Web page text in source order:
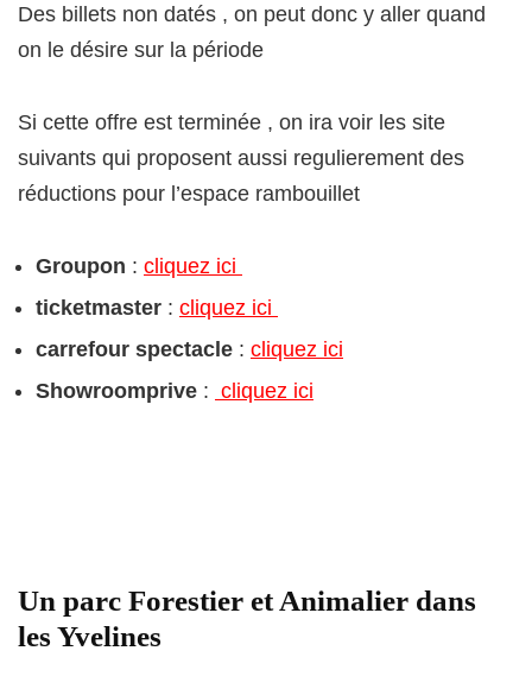
Des billets non datés , on peut donc y aller quand
on le désire sur la période
Si cette offre est terminée , on ira voir les site
suivants qui proposent aussi regulierement des
réductions pour l’espace rambouillet
Groupon : cliquez ici
ticketmaster : cliquez ici
carrefour spectacle : cliquez ici
Showroomprive : cliquez ici
Un parc Forestier et Animalier dans
les Yvelines